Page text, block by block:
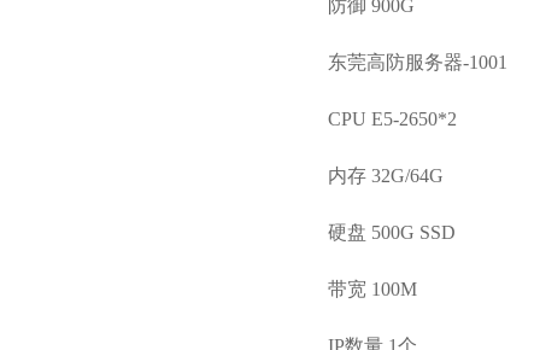
防御 900G
东莞高防服务器-1001
CPU E5-2650*2
内存 32G/64G
硬盘 500G SSD
带宽 100M
IP数量 1个